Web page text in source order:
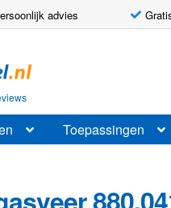
advies
Toepassingen